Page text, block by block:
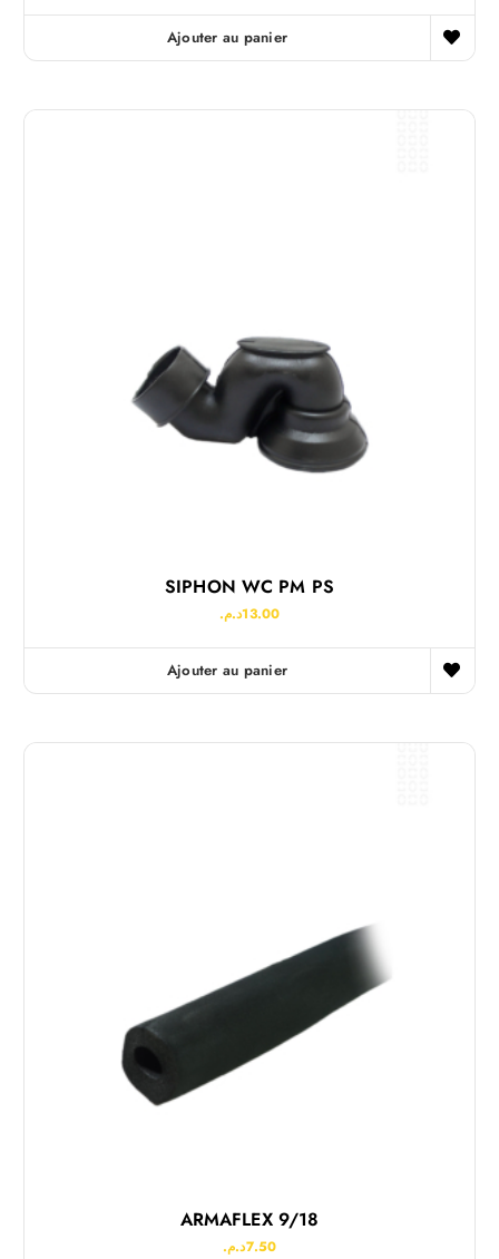
Ajouter au panier
SIPHON WC PM PS
13.00د.م.
Ajouter au panier
ARMAFLEX 9/18
7.50د.م.